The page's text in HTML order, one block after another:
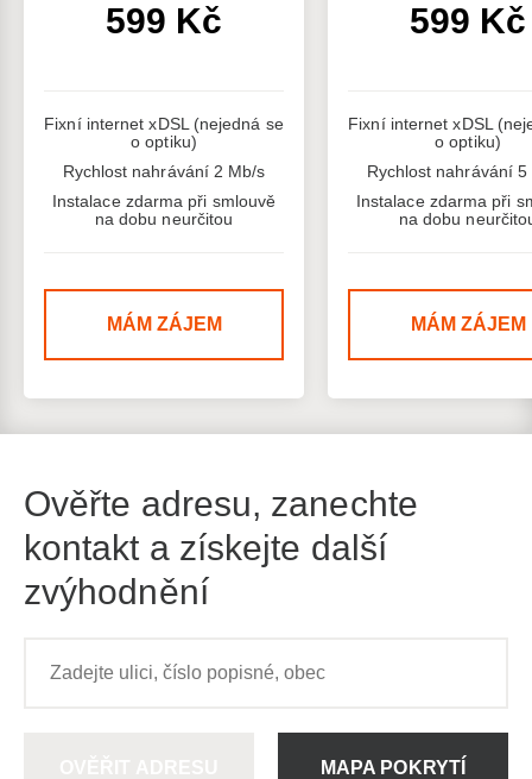
599 Kč
Fixní internet xDSL (nejedná se
o optiku)
Rychlost nahrávání 2 Mb/s
Instalace zdarma při smlouvě
na dobu neurčitou
MÁM ZÁJEM
599 Kč
Fixní internet xDSL
o optiku)
Rychlost nahrávání 5
Instalace zdarma při
na dobu
MÁM ZÁJEM
Ověřte adresu, zanechte
kontakt a získejte další
zvýhodnění
MAPA POKRYTÍ